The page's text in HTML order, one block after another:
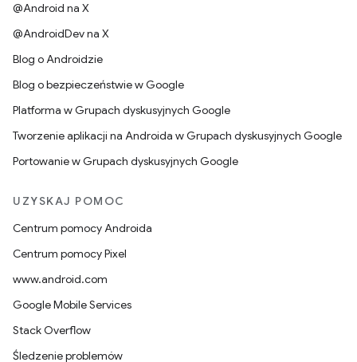
@Android na X
@AndroidDev na X
Blog o Androidzie
Blog o bezpieczeństwie w Google
Platforma w Grupach dyskusyjnych Google
Tworzenie aplikacji na Androida w Grupach dyskusyjnych Google
Portowanie w Grupach dyskusyjnych Google
UZYSKAJ POMOC
Centrum pomocy Androida
Centrum pomocy Pixel
www.android.com
Google Mobile Services
Stack Overflow
Śledzenie problemów